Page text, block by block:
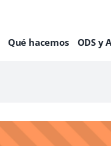
Qué hacemos ODS y